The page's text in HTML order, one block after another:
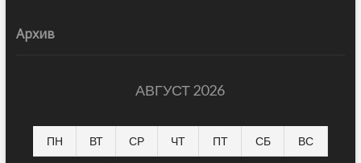
Архив
АВГУСТ 2026
ПН ВТ СР ЧТ ПТ СБ ВС